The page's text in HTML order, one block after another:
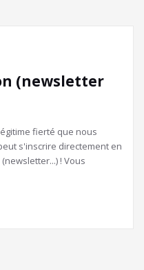
(newsletter
fierté que nous
s'inscrire directement en
! Vous